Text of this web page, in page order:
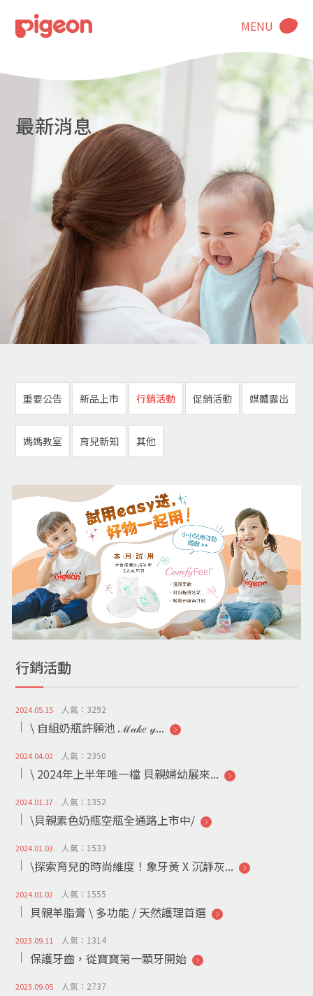
MENU
最新消息
重要公告 新品上市 行銷活動 促銷活動 媒體露出
媽媽教室 育兒新知 其他
行銷活動
2024.05.15 人氣：3292
\ 自組奶瓶許願池 ℳ𝒶𝓀𝑒 𝓎...
2024.04.02 人氣：2350
\ 2024年上半年唯一檔 貝親婦幼展來...
2024.01.17 人氣：1352
\貝親素色奶瓶空瓶全通路上市中/
2024.01.03 人氣：1533
\探索育兒的時尚維度！象牙黃 X 沉靜灰...
2024.01.02 人氣：1555
貝親羊脂膏 \ 多功能 / 天然護理首選
2023.09.11 人氣：1314
保護牙齒，從寶寶第一顆牙開始
2023.09.05 人氣：2737